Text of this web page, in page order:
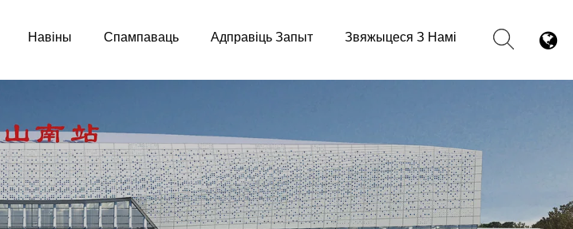
Навіны Спампаваць Адправіць Запыт Звяжыцеся З Намі